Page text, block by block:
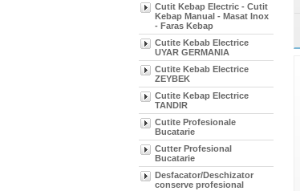
Cutit Kebap Electric - Cutit
Kebap Manual - Masat Inox
- Faras Kebap
Cutite Kebab Electrice
UYAR GERMANIA
Cutite Kebab Electrice
ZEYBEK
Cutite Kebap Electrice
TANDIR
Cutite Profesionale
Bucatarie
Cutter Profesional
Bucatarie
Desfacator/Deschizator
conserve profesional